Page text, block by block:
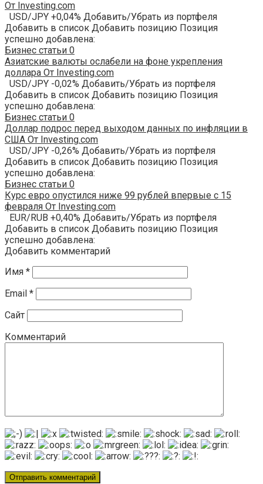
От Investing.com
USD/JPY +0,04% Добавить/Убрать из портфеля
Добавить в список Добавить позицию Позиция
успешно добавлена:
Бизнес статьи 0
Азиатские валюты ослабели на фоне укрепления
доллара От Investing.com
USD/JPY -0,02% Добавить/Убрать из портфеля
Добавить в список Добавить позицию Позиция
успешно добавлена:
Бизнес статьи 0
Доллар подрос перед выходом данных по инфляции в
США От Investing.com
USD/JPY -0,26% Добавить/Убрать из портфеля
Добавить в список Добавить позицию Позиция
успешно добавлена:
Бизнес статьи 0
Курс евро опустился ниже 99 рублей впервые с 15
февраля От Investing.com
EUR/RUB +0,40% Добавить/Убрать из портфеля
Добавить в список Добавить позицию Позиция
успешно добавлена:
Добавить комментарий
Имя *
Email *
Сайт
Комментарий